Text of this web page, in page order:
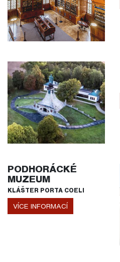
PODHORÁCKÉ
MUZEUM
KLÁŠTER PORTA COELI
VÍCE INFORMACÍ